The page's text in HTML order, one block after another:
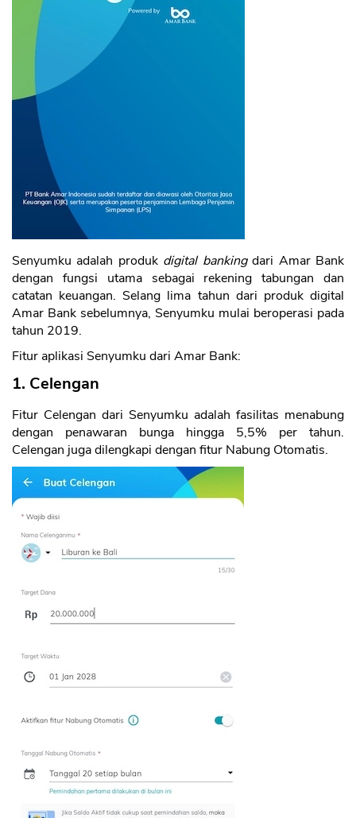
Senyumku adalah produk digital bankingdari Amar Bank
dengan fungsi utama sebagai rekening tabungan dan
catatan keuangan. Selang lima tahun dari produk digital
Amar Bank sebelumnya, Senyumku mulai beroperasi pada
tahun 2019.
Fitur aplikasi Senyumku dari Amar Bank:
1. Celengan
Fitur Celengan dari Senyumku adalah fasilitas menabung
dengan penawaran bunga hingga 5,5% per tahun.
Celengan juga dilengkapi dengan fitur Nabung Otomatis.